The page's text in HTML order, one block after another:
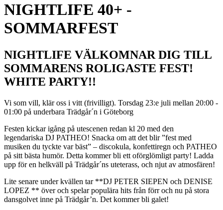
NIGHTLIFE 40+ -
SOMMARFEST
NIGHTLIFE VÄLKOMNAR DIG TILL
SOMMARENS ROLIGASTE FEST!
WHITE PARTY!!
Vi som vill, klär oss i vitt (frivilligt). Torsdag 23:e juli mellan 20:00 -
01:00 på underbara Trädgår´n i Göteborg
Festen kickar igång på utescenen redan kl 20 med den
legendariska DJ PATHEO! Snacka om att det blir ”fest med
musiken du tyckte var bäst” – discokula, konfettiregn och PATHEO
på sitt bästa humör. Detta kommer bli ett oförglömligt party! Ladda
upp för en helkväll på Trädgår´ns uteterass, och njut av atmosfären!
Lite senare under kvällen tar **DJ PETER SIEPEN och DENISE
LOPEZ ** över och spelar populära hits från förr och nu på stora
dansgolvet inne på Trädgår’n. Det kommer bli galet!